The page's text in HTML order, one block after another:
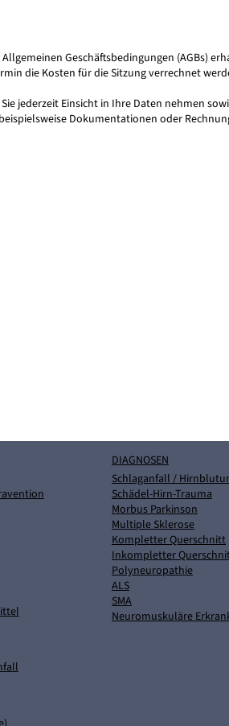
Geschäftsbedingungen (AGBs)
die Kosten für die Sitzung verrechnet
jederzeit Einsicht in Ihre Daten nehmen
Dokumentationen oder
DIAGNOSEN
Schlaganfall /
Schädel-Hirn-Trauma
Morbus Parkinson
Multiple Sklerose
Kompletter Querschnitt
Inkompletter
Polyneuropathie
ALS
SMA
Neuromuskuläre